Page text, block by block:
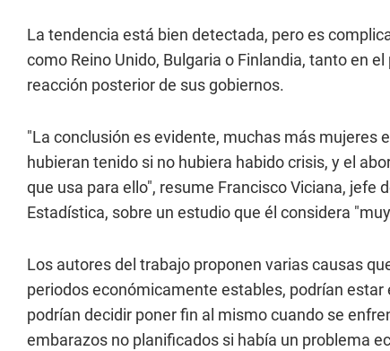
La tendencia está bien detectada, pero es
como Reino Unido, Bulgaria o Finlandia, tanto en
reacción posterior de sus gobiernos.
"La conclusión es evidente, muchas más mujeres
hubieran tenido si no hubiera habido crisis, y el
que usa para ello", resume Francisco Viciana,
Estadística, sobre un estudio que él considera
Los autores del trabajo proponen varias causas
periodos económicamente estables, podrían
podrían decidir poner fin al mismo cuando se
embarazos no planificados si había un problema